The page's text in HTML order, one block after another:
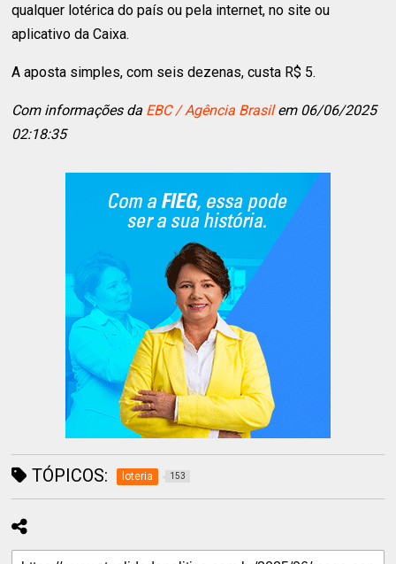
qualquer lotérica do país ou pela internet, no site ou
aplicativo da Caixa.
A aposta simples, com seis dezenas, custa R$ 5.
Com informações da EBC / Agência Brasilem 06/06/2025
02:18:35
TÓPICOS: loteria 153